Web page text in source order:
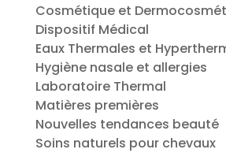
Cosmétique et
Dispositif Médical
Eaux Thermales et
Hygiène nasale et allergies
Laboratoire Thermal
Matières premières
Nouvelles tendances beauté
Soins naturels pour chevaux